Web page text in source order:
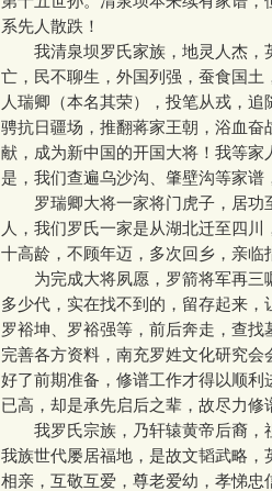
系先人散跌！
我清泉坝罗氏家族，地灵人杰，
亡，民不聊生，外国列强，蚕食国
人瑞卿（本名其荣），投笔从戎，
骋抗日疆场，推翻蒋家王朝，浴血
献，成为新中国的开国大将！我等
是，我们查遍乌沙沟、肇壁沟等家谱
罗瑞卿大将一家将门虎子，居功
人，我们罗氏一家是从湖北迁至四
十高龄，不顾年迈，多次回乡，亲临
为完成大将夙愿，罗箭将军再三
多少代，实在找不到的，留存起来，
罗裕坤、罗裕强等，前后奔走，查
完善各方资料，南充罗姓文化研究
好了前期准备，修谱工作才得以顺
已高，却是承先启后之辈，故尽力修
我罗氏宗族，乃轩辕黄帝后裔，祖
我族世代屡居福地，是故文韬武略
相亲，互敬互爱，尊老爱幼，孝悌忠